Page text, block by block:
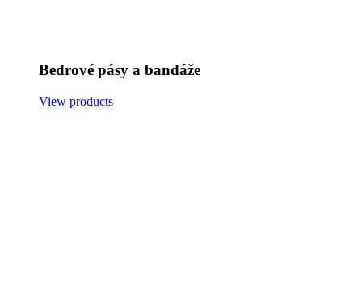
Bedrové pásy a bandáže
View products